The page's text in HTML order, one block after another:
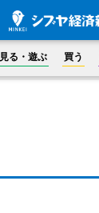
見る・遊ぶ 買う